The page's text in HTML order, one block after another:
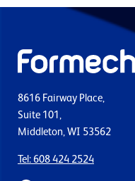
8616 Fairway Place,
Suite 101,
Middleton, WI 53562
Tel: 608 424 2524